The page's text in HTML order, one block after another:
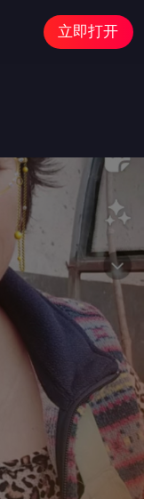
立即打开